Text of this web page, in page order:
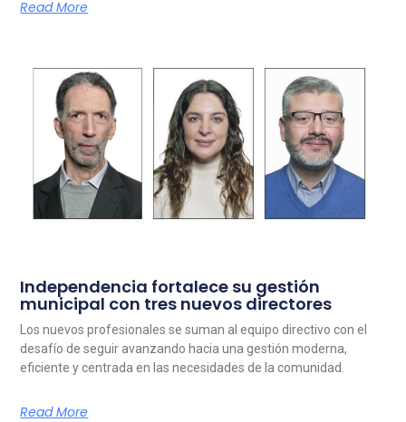
Read More
Independencia fortalece su gestión
municipal con tres nuevos directores
Los nuevos profesionales se suman al equipo directivo con el
desafío de seguir avanzando hacia una gestión moderna,
eficiente y centrada en las necesidades de la comunidad.
Read More